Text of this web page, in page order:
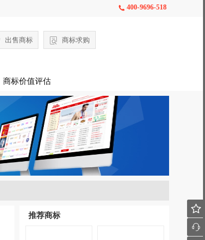
 400-9696-518
出售商标 商标求购
商标价值评估
推荐商标

